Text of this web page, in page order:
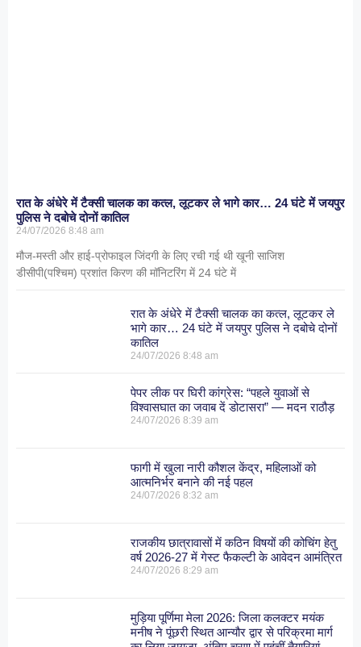
रात के अंधेरे में टैक्सी चालक का कत्ल, लूटकर ले भागे कार… 24 घंटे में जयपुर
पुलिस ने दबोचे दोनों कातिल
24/07/2026 8:48 am
मौज-मस्ती और हाई-प्रोफाइल जिंदगी के लिए रची गई थी खूनी साजिश
डीसीपी(पश्चिम) प्रशांत किरण की मॉनिटरिंग में 24 घंटे में
रात के अंधेरे में टैक्सी चालक का कत्ल, लूटकर ले
भागे कार… 24 घंटे में जयपुर पुलिस ने दबोचे दोनों
कातिल
24/07/20268:48 am
पेपर लीक पर घिरी कांग्रेस: “पहले युवाओं से
विश्वासघात का जवाब दें डोटासरा” — मदन राठौड़
24/07/20268:39 am
फागी में खुला नारी कौशल केंद्र, महिलाओं को
आत्मनिर्भर बनाने की नई पहल
24/07/20268:32 am
राजकीय छात्रावासों में कठिन विषयों की कोचिंग हेतु
वर्ष 2026-27 में गेस्ट फैकल्टी के आवेदन आमंत्रित
24/07/20268:29 am
मुड़िया पूर्णिमा मेला 2026: जिला कलक्टर मयंक
मनीष ने पूंछरी स्थित आन्यौर द्वार से परिक्रमा मार्ग